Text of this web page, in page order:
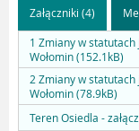
Załączniki (4)
1 Zmiany w
Wołomin (152.1kB)
2 Zmiany w
Wołomin (78.9kB)
Teren Osiedla -